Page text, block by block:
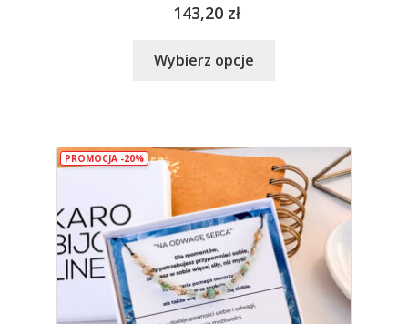
143,20 zł
Wybierz opcje
wariantów.
Opcje
można
wybrać
na
stronie
produktu
PROMOCJA -20%